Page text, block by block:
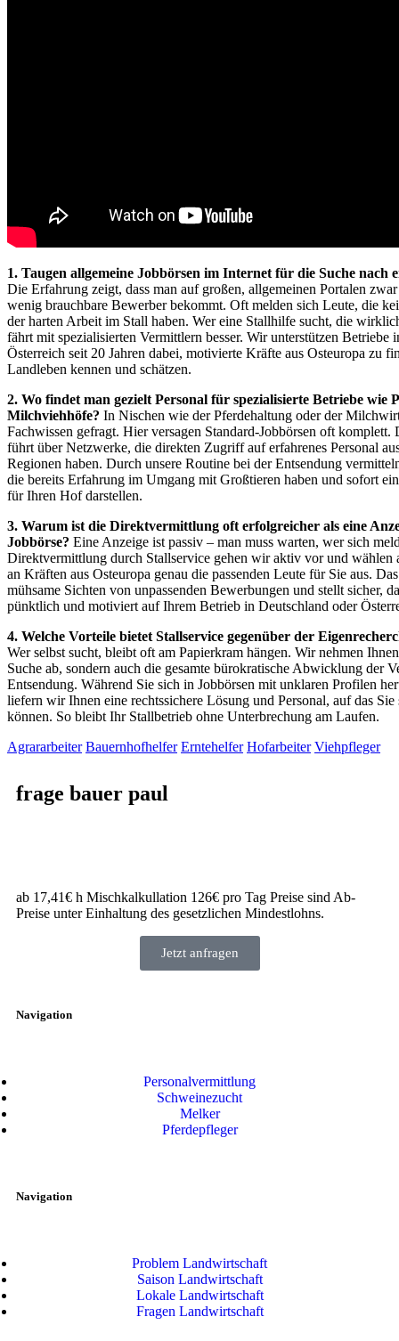
1. Taugen allgemeine Jobbörsen im Internet für die Suche nach
Die Erfahrung zeigt, dass man auf großen, allgemeinen Portalen
wenig brauchbare Bewerber bekommt. Oft melden sich Leute, die
der harten Arbeit im Stall haben. Wer eine Stallhilfe sucht, die
fährt mit spezialisierten Vermittlern besser. Wir unterstützen Betriebe
Österreich seit 20 Jahren dabei, motivierte Kräfte aus Osteuropa zu
Landleben kennen und schätzen.
2. Wo findet man gezielt Personal für spezialisierte Betriebe wie
Milchviehhöfe? In Nischen wie der Pferdehaltung oder der
Fachwissen gefragt. Hier versagen Standard-Jobbörsen oft komplett.
führt über Netzwerke, die direkten Zugriff auf erfahrenes Personal
Regionen haben. Durch unsere Routine bei der Entsendung
die bereits Erfahrung im Umgang mit Großtieren haben und sofort
für Ihren Hof darstellen.
3. Warum ist die Direktvermittlung oft erfolgreicher als eine
Jobbörse? Eine Anzeige ist passiv – man muss warten, wer sich
Direktvermittlung durch Stallservice gehen wir aktiv vor und wählen
an Kräften aus Osteuropa genau die passenden Leute für Sie aus.
mühsame Sichten von unpassenden Bewerbungen und stellt sicher,
pünktlich und motiviert auf Ihrem Betrieb in Deutschland oder
4. Welche Vorteile bietet Stallservice gegenüber der
Wer selbst sucht, bleibt oft am Papierkram hängen. Wir nehmen
Suche ab, sondern auch die gesamte bürokratische Abwicklung der
Entsendung. Während Sie sich in Jobbörsen mit unklaren Profilen
liefern wir Ihnen eine rechtssichere Lösung und Personal, auf das Sie
können. So bleibt Ihr Stallbetrieb ohne Unterbrechung am Laufen.
Agrararbeiter Bauernhofhelfer Erntehelfer Hofarbeiter Viehpfleger
frage bauer paul
ab 17,41€ h Mischkalkullation 126€ pro Tag Preise sind Ab-
Preise unter Einhaltung des gesetzlichen Mindestlohns.
Jetzt anfragen
Navigation
Personalvermittlung
Schweinezucht
Melker
Pferdepfleger
Navigation
Problem Landwirtschaft
Saison Landwirtschaft
Lokale Landwirtschaft
Fragen Landwirtschaft